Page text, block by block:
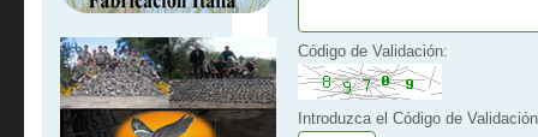
Código de Validación:
Introduzca el Código de